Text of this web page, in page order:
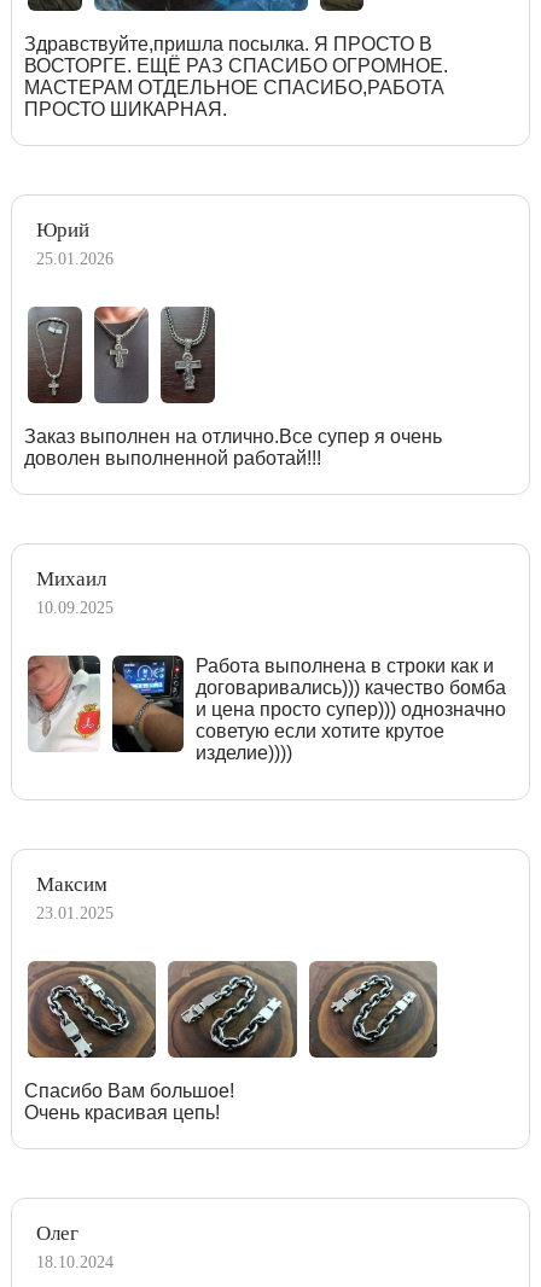
Здравствуйте,пришла посылка. Я ПРОСТО В
ВОСТОРГЕ. ЕЩЁ РАЗ СПАСИБО ОГРОМНОЕ.
МАСТЕРАМ ОТДЕЛЬНОЕ СПАСИБО,РАБОТА
ПРОСТО ШИКАРНАЯ.
Юрий
25.01.2026
Заказ выполнен на отлично.Все супер я очень
доволен выполненной работай!!!
Михаил
10.09.2025
Работа выполнена в строки как и
договаривались))) качество бомба
и цена просто супер))) однозначно
советую если хотите крутое
изделие))))
Максим
23.01.2025
Спасибо Вам большое!
Очень красивая цепь!
Олег
18.10.2024